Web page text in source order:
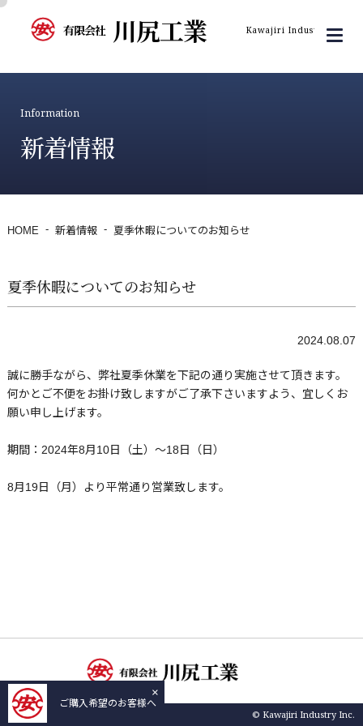
有限会社 川尻工業 Kawajiri Industry Inc.
Information
新着情報
HOME 新着情報 夏季休暇についてのお知らせ
夏季休暇についてのお知らせ
2024.08.07
誠に勝手ながら、弊社夏季休業を下記の通り実施させて頂きます。
何かとご不便をお掛け致しますがご了承下さいますよう、宜しくお
願い申し上げます。
期間：2024年8月10日（土）～18日（日）
8月19日（月）より平常通り営業致します。
×
ご購入希望のお客様へ
© Kawajiri Industry Inc.